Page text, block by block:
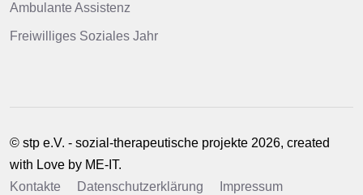
Ambulante Assistenz
Freiwilliges Soziales Jahr
© stp e.V. - sozial-therapeutische projekte 2026, created
with Love by ME-IT.
Kontakte
Datenschutzerklärung Impressum